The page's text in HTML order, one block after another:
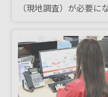
（現地調査）が必要に